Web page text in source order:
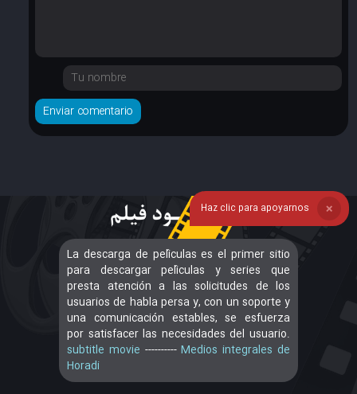
La descarga de películas es el primer sitio
para descargar películas y series que
presta atención a las solicitudes de los
usuarios de habla persa y, con un soporte y
una comunicación estables, se esfuerza
por satisfacer las necesidades del usuario.
subtitle movie ----------Medios integrales de
Horadi
Haz clic para apoyarnos ❌